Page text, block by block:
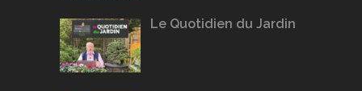
Le Quotidien du Jardin